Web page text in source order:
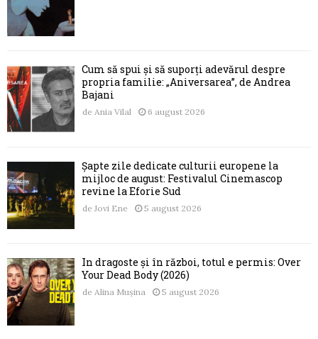
Cum să spui și să suporți adevărul despre
propria familie: „Aniversarea”, de Andrea
Bajani
de Ania Vilal 6 august 2026
Șapte zile dedicate culturii europene la
mijloc de august: Festivalul Cinemascop
revine la Eforie Sud
de Jovi Ene 5 august 2026
În dragoste și în război, totul e permis: Over
Your Dead Body (2026)
de Alina Mușina 5 august 2026